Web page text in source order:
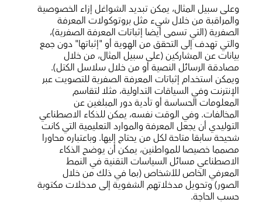
وعلى سبيل المثال، يمكن تبديد الشواغل إزاء الخصوصية
والمراقبة من خلال شيء مثل بروتوكولات المعرفة
الصفرية (التي تسمى أيضا إثباتات المعرفة الصفرية)،
والتي تهدف إلى التحقق من الهوية أو "إثباتها" دون جمع
بيانات عن المشاركين (على سبيل المثال، من خلال
مصادقة الرسائل النصية أو من خلال سلاسل الكتل).
ويمكن استخدام إثباتات المعرفة الصفرية للتصويت عبر
الإنترنت وفي السياقات التداولية، مثلا لتقاسم
المعلومات الحساسة أو تأدية دور المبلغين عن
المخالفات. وفي الوقت نفسه، يمكن للذكاء الاصطناعي
التوليدي أن يجعل المعرفة والموارد التعليمية التي كانت
شحيحة سابقا متاحة لكل من يحتاج إليها. وباعتباره محاورا
مصمما خصيصا للمواطنين، يمكن أن يوضح الذكاء
الاصطناعي مسائل السياسات التقنية في النمط
المعرفي الخاص للأشخاص (بما في ذلك من خلال
الصور) وتحويل مدخلاتهم الشفوية إلى مدخلات مكتوبة
حسب الحاجة.